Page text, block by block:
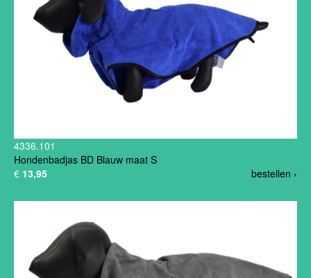
4336.101
Hondenbadjas BD Blauw maat S
bestellen ›
€ 13,95